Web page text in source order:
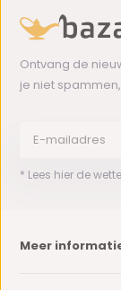
Ontvang de
je niet
* Lees hier de
Meer